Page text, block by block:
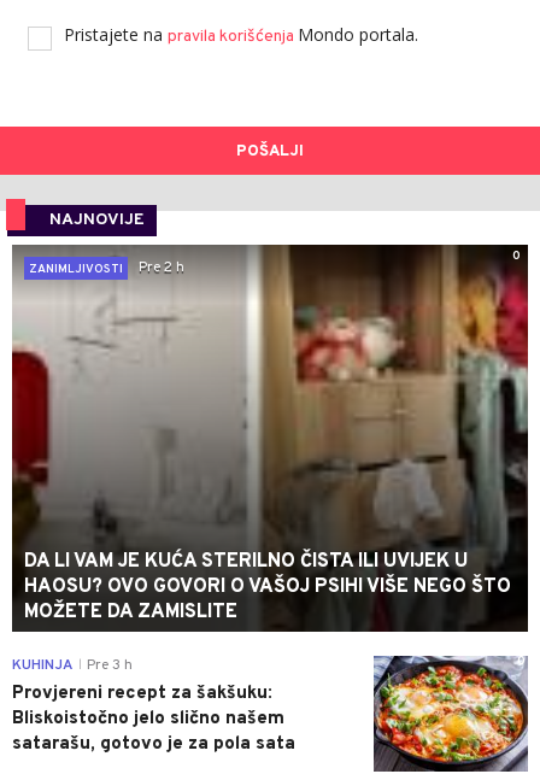
Pristajete na pravila korišćenja Mondo portala.
POŠALJI
NAJNOVIJE
0
ZANIMLJIVOSTI
Pre 2 h
DA LI VAM JE KUĆA STERILNO ČISTA ILI UVIJEK U
HAOSU? OVO GOVORI O VAŠOJ PSIHI VIŠE NEGO ŠTO
MOŽETE DA ZAMISLITE
0
KUHINJA Pre 3 h
Provjereni recept za šakšuku:
Bliskoistočno jelo slično našem
satarašu, gotovo je za pola sata